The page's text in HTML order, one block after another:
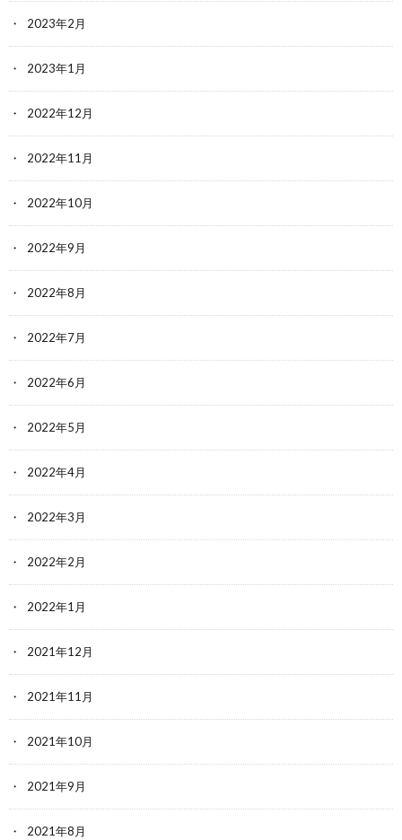
2023年2月
2023年1月
2022年12月
2022年11月
2022年10月
2022年9月
2022年8月
2022年7月
2022年6月
2022年5月
2022年4月
2022年3月
2022年2月
2022年1月
2021年12月
2021年11月
2021年10月
2021年9月
2021年8月